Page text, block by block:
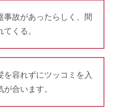
事故があったらしく、間
くる。
を容れずにツッコミを入
合います。